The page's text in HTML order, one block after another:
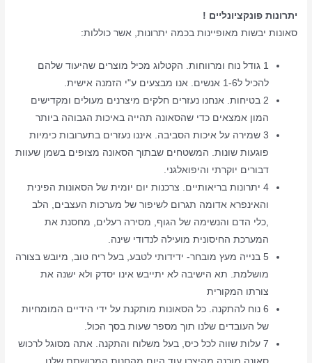
יתרונות פונקציונליים !
סאונות יבשות מאופיינות בכמה יתרונות, אשר כוללות:
1 גודל נוח ומרווחות. הקטלוג מכיל מוצרים שהיעוד שלהם
להכיל ל1-6 אנשים. אנו מבצעים ע"י הזמנה אישית.
2 בטיחות. אנחנו נעזרים חלקים מיצרנים מעולים ומקדישים
המון אמצאים כדי שהסאונה תהייה באיכות הגבוהה ביותר
3 שמירה על איכות הסביבה. איננו נעזרים בתערובות כימיות
פוגעות שונות. המשטחים שבתוך הסאונה מצופים בשמן שעוות
דבורים יוקרתי והיפואלגני.
4 יתרונות בריאותיים. צרכנות יום יומית של הסאונות הפינית
והאינפרא אדומה תגרום לשיפור של מערכות העצבים, הלב
,כלי הדם והנשימה של הגוף, מסירה רעלים, מחסנת את
המערכת החיסונית מועילה לנדודי שינה.
5 בנייה מעץ מובחר- ידידותי לטבע, בעל ריח טוב, מיובש בצורה
מושלמת. תא הישיבה לא יתייבש אינו יסדק ולא ישנה את
צורתו המקורית
6 נוח להתקנה. כל הסאונות מותקנת על ידי הידיים המומחיות
של העובדים שלנו תוך מספר שעות בסך הכול.
7 עלות שווה לכל כיס, בעל משלוח והתקנה. אתה מסוגל לרכוש